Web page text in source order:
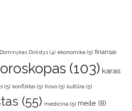
Dominykas Dirkstys (4) ekonomika (5) finansai
(103) karas
(5) konfliktai (5) Kovo (5) kultūra (5)
(55) medicina (5) meile (8)